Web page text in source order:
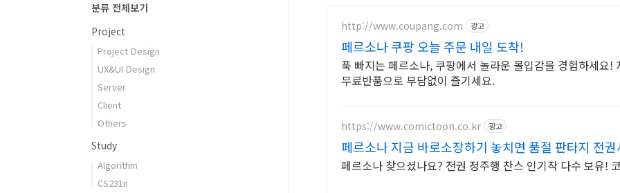
http://www.coupang.com 광고
페르소나 쿠팡 오늘 주문 내일 도착!
푹 빠지는 페르소나, 쿠팡에서 놀라운 몰입감을 경험하세요
무료반품으로 부담없이 즐기세요.
https://www.comictoon.co.kr 광고
페르소나 지금 바로소장하기 놓치면 품절 판타지 전
페르소나 찾으셨나요? 전권 정주행 찬스 인기작 다수 보유!
분류 전체보기
Project
Project Design
UX&UI Design
Server
Client
Others
Study
Algorithm
CS231n